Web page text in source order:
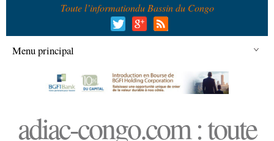
Toute l’informationdu Bassin du Congo
Menu principal
adiac-congo.com : toute